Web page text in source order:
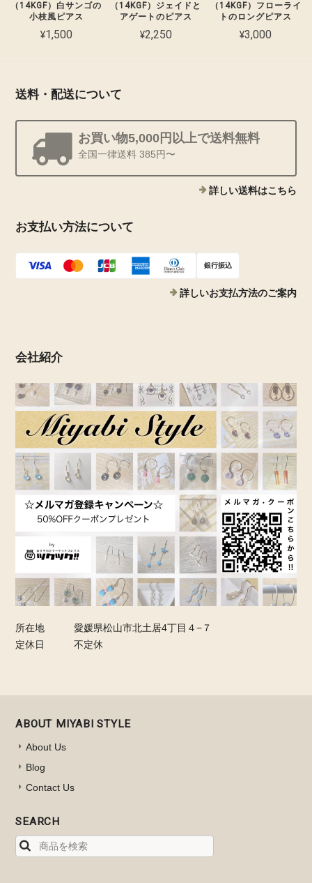
（14KGF）白サンゴの
小枝風ピアス
¥1,500
（14KGF）ジェイドと
アゲートのピアス
¥2,250
（14KGF）フローライ
トのロングピアス
¥3,000
送料・配送について
お買い物5,000円以上で送料無料
全国一律送料 385円〜
詳しい送料はこちら
お支払い方法について
銀行振込
詳しいお支払方法のご案内
会社紹介
所在地
愛媛県松山市北土居4丁目４−７
定休日
不定休
ABOUT MIYABI STYLE
About Us
Blog
Contact Us
SEARCH